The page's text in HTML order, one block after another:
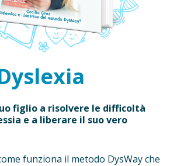
figlio a risolvere le difficoltà
e a liberare il suo vero
funziona il metodo DysWay che